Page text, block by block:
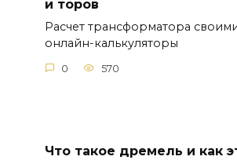
и торов
Расчет трансформатора
онлайн-калькуляторы
0 570
Что такое дремель и как